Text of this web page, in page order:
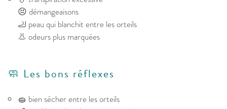
😣 démangeaisons
🦶 peau qui blanchit entre les orteils
👃 odeurs plus marquées
🧼 Les bons réflexes
🧽 bien sécher entre les orteils